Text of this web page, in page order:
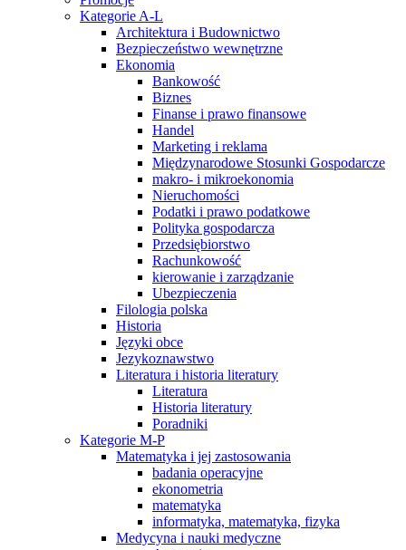
Kategorie A-L
Architektura i Budownictwo
Bezpieczeństwo wewnętrzne
Ekonomia
Bankowość
Biznes
Finanse i prawo finansowe
Handel
Marketing i reklama
Międzynarodowe Stosunki Gospodarcze
makro- i mikroekonomia
Nieruchomości
Podatki i prawo podatkowe
Polityka gospodarcza
Przedsiębiorstwo
Rachunkowość
kierowanie i zarządzanie
Ubezpieczenia
Filologia polska
Historia
Języki obce
Jezykoznawstwo
Literatura i historia literatury
Literatura
Historia literatury
Poradniki
Kategorie M-P
Matematyka i jej zastosowania
badania operacyjne
ekonometria
matematyka
informatyka, matematyka, fizyka
Medycyna i nauki medyczne